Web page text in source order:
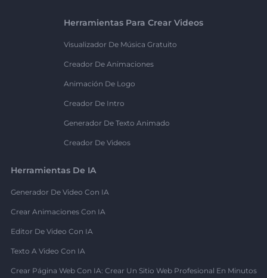
Herramientas Para Crear Videos
Visualizador De Música Gratuito
Creador De Animaciones
Animación De Logo
Creador De Intro
Generador De Texto Animado
Creador De Videos
Herramientas De IA
Generador De Video Con IA
Crear Animaciones Con IA
Editor De Video Con IA
Texto A Video Con IA
Crear Página Web Con IA: Crear Un Sitio Web Profesional En Minutos